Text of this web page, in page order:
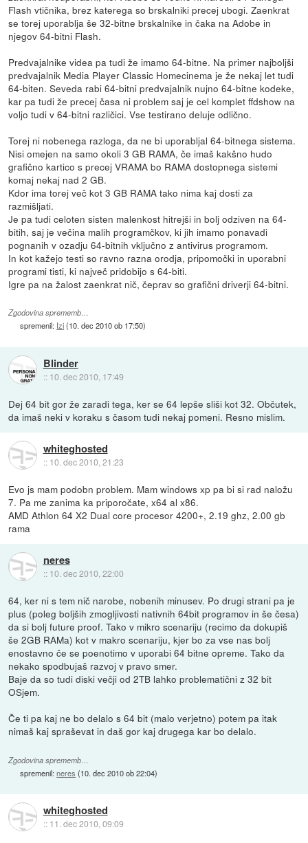
Flash vtičnika, brez katerega so brskalniki precej ubogi. Zaenkrat
se torej uporablja še 32-bitne brskalnike in čaka na Adobe in
njegov 64-bitni Flash.
Predvajalnike videa pa tudi že imamo 64-bitne. Na primer najboljši
predvajalnik Media Player Classic Homecinema je že nekaj let tudi
64-biten. Seveda rabi 64-bitni predvajalnik nujno 64-bitne kodeke,
kar pa tudi že precej časa ni problem saj je cel komplet ffdshow na
voljo tudi v 64-bitni različici. Vse testirano deluje odlično.
Torej ni nobenega razloga, da ne bi uporabljal 64-bitnega sistema.
Nisi omejen na samo okoli 3 GB RAMA, če imaš kakšno hudo
grafično kartico s precej VRAMA bo RAMA dostopnega sistemi
komaj nekaj nad 2 GB.
Kdor ima torej več kot 3 GB RAMA tako nima kaj dosti za
razmišljati.
Je pa tudi celoten sisten malenkost hitrejši in bolj odziven na 64-
bitih, saj je večina malih programčkov, ki jih imamo ponavadi
pognanih v ozadju 64-bitnih vključno z antivirus programom.
In kot kažejo testi so ravno razna orodja, pripomočki in uporabni
programi tisti, ki največ pridobijo s 64-biti.
Igre pa na žalost zaenkrat nič, čeprav so grafični driverji 64-bitni.
Zgodovina sprememb…
spremenil: Izi(10. dec 2010 ob 17:50)
Blinder
:: 10. dec 2010, 17:49
Dej 64 bit gor že zaradi tega, ker se 64 lepše sliši kot 32. Občutek,
da imaš neki v koraku s časom tudi nekaj pomeni. Resno mislim.
whiteghosted
:: 10. dec 2010, 21:23
Evo js mam podobn problem. Mam windows xp pa bi si rad naložu
7. Pa me zanima ka priporočate, x64 al x86.
AMD Athlon 64 X2 Dual core procesor 4200+, 2.19 ghz, 2.00 gb
rama
neres
:: 10. dec 2010, 22:00
64, ker ni s tem nič narobe, nobenih minusev. Po drugi strani pa je
plus (poleg boljših zmogljivosti nativnih 64bit programov in še česa)
da si bolj future proof. Tako v mikro scenariju (recimo da dokupiš
še 2GB RAMa) kot v makro scenariju, kjer bo za vse nas bolj
enostavno če se poenotimo v uporabi 64 bitne opreme. Tako da
nekako spodbujaš razvoj v pravo smer.
Baje da so tudi diski večji od 2TB lahko problematični z 32 bit
OSjem.
Če ti pa kaj ne bo delalo s 64 bit (malo verjetno) potem pa itak
nimaš kaj spraševat in daš gor kaj drugega kar bo delalo.
Zgodovina sprememb…
spremenil:neres (10. dec 2010 ob 22:04)
whiteghosted
:: 11. dec 2010, 09:09